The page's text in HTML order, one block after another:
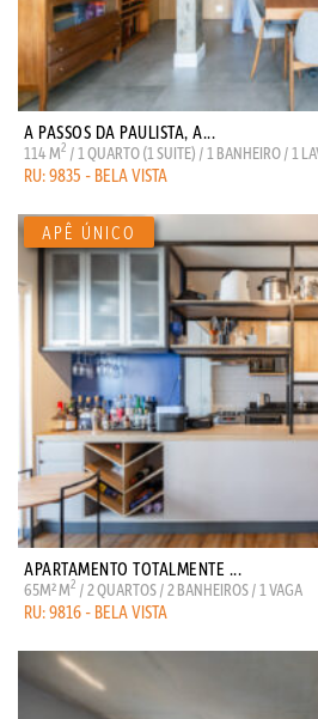
A PASSOS DA PAULISTA, A...
114 M2 / 1 QUARTO (1 SUITE) / 1 BANHEIRO / 1
RU: 9835 - BELA VISTA
APARTAMENTO TOTALMENTE ...
65M² M2 / 2 QUARTOS / 2 BANHEIROS / 1 VAGA
RU: 9816 - BELA VISTA